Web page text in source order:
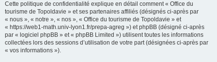
Cette politique de confidentialité explique en détail comment « Office du
tourisme de Topoldavie » et ses partenaires affiliés (désignés ci-après par
« nous », « notre », « nos », « Office du tourisme de Topoldavie » et
« https://web1-math.univ-lyon1.fr/prepa-agreg ») et phpBB (désigné ci-après
par « logiciel phpBB » et « phpBB Limited ») utilisent toutes les informations
collectées lors des sessions d’utilisation de votre part (désignées ci-après par
« vos informations »).